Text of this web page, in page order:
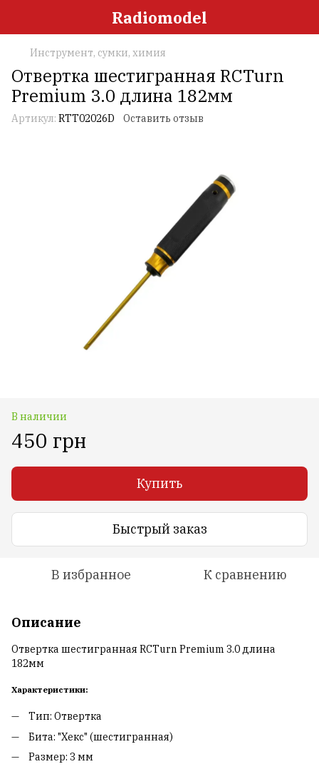
Radiomodel
Инструмент, сумки, химия
Отвертка шестигранная RCTurn
Premium 3.0 длина 182мм
Артикул: RTT02026D Оставить отзыв
В наличии
450 грн
Купить
Быстрый заказ
В избранное К сравнению
Описание
Отвертка шестигранная RCTurn Premium 3.0 длина
182мм
Характеристики:
Тип: Отвертка
Бита: "Хекс" (шестигранная)
Размер: 3 мм